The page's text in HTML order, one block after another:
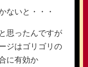
ないと・・・
思ったんですが
ジはゴリゴリの
に有効か